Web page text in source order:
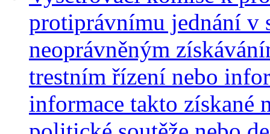
protiprávnímu jednání v
neoprávněným
trestním řízení nebo
informace takto